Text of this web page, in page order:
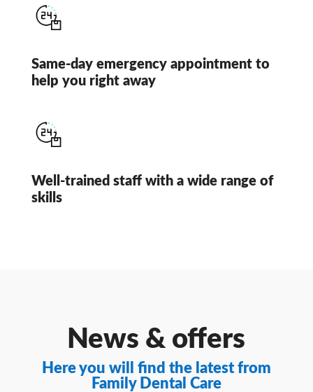
Same-day emergency appointment to
help you right away
Well-trained staff with a wide range of
skills
News & offers
Here you will find the latest from
Family Dental Care